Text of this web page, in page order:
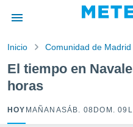
por
para
la
calidad.
a este
Inicio Comunidad de Madrid
El tiempo en
horas
HOY MAÑANASÁB. 08 DOM. 09